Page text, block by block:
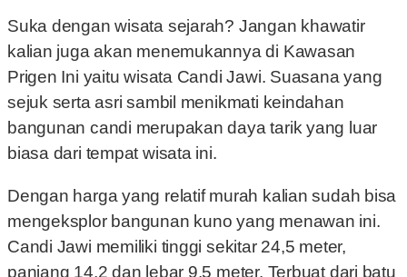
Suka dengan wisata sejarah? Jangan khawatir
kalian juga akan menemukannya di Kawasan
Prigen Ini yaitu wisata Candi Jawi. Suasana yang
sejuk serta asri sambil menikmati keindahan
bangunan candi merupakan daya tarik yang luar
biasa dari tempat wisata ini.
Dengan harga yang relatif murah kalian sudah bisa
mengeksplor bangunan kuno yang menawan ini.
Candi Jawi memiliki tinggi sekitar 24,5 meter,
panjang 14,2 dan lebar 9,5 meter. Terbuat dari batu